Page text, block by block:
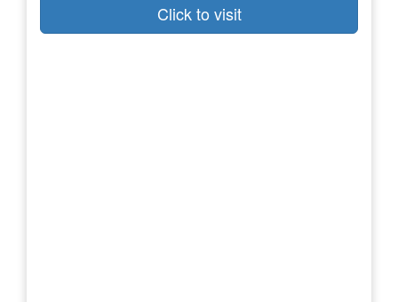
Click to visit